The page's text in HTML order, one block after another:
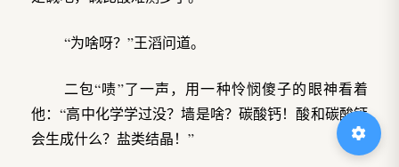
“为啥呀？”王滔问道。
二包“啧”了一声，用一种怜悯傻子的眼神看着
他：“高中化学学过没？墙是啥？碳酸钙！酸和碳酸钙
会生成什么？盐类结晶！”